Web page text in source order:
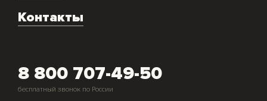
Скупка генераторов
Контакты
8 800 707-49-50
бесплатный звонок по России